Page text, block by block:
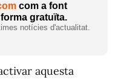
com a font
gratuïta.
notícies d'actualitat.
aquesta